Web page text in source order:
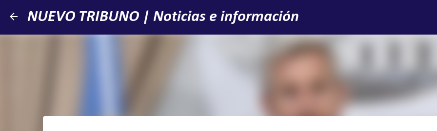
Ir al contenido principal
NUEVO TRIBUNO | Noticias e información